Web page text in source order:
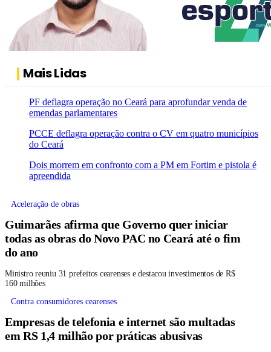
Mais Lidas
PF deflagra operação no Ceará para aprofundar venda de
emendas parlamentares
PCCE deflagra operação contra o CV em quatro municípios
do Ceará
Dois morrem em confronto com a PM em Fortim e pistola é
apreendida
Aceleração de obras
Guimarães afirma que Governo quer iniciar
todas as obras do Novo PAC no Ceará até o fim
do ano
Ministro reuniu 31 prefeitos cearenses e destacou investimentos de R$
160 milhões
Contra consumidores cearenses
Empresas de telefonia e internet são multadas
em RS 1,4 milhão por práticas abusivas